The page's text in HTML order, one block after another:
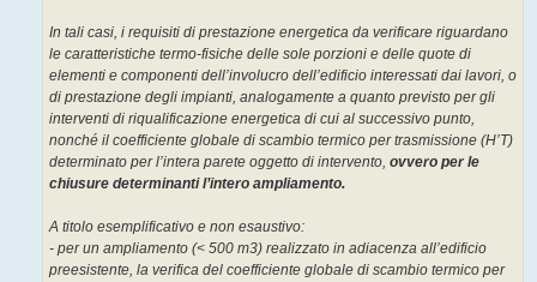
In tali casi, i requisiti di prestazione energetica da verificare riguardano
le caratteristiche termo-fisiche delle sole porzioni e delle quote di
elementi e componenti dell’involucro dell’edificio interessati dai lavori, o
di prestazione degli impianti, analogamente a quanto previsto per gli
interventi di riqualificazione energetica di cui al successivo punto,
nonché il coefficiente globale di scambio termico per trasmissione (H’T)
determinato per l’intera parete oggetto di intervento, ovvero per le
chiusure determinanti l’intero ampliamento.
A titolo esemplificativo e non esaustivo:
- per un ampliamento (< 500 m3) realizzato in adiacenza all’edificio
preesistente, la verifica del coefficiente globale di scambio termico per